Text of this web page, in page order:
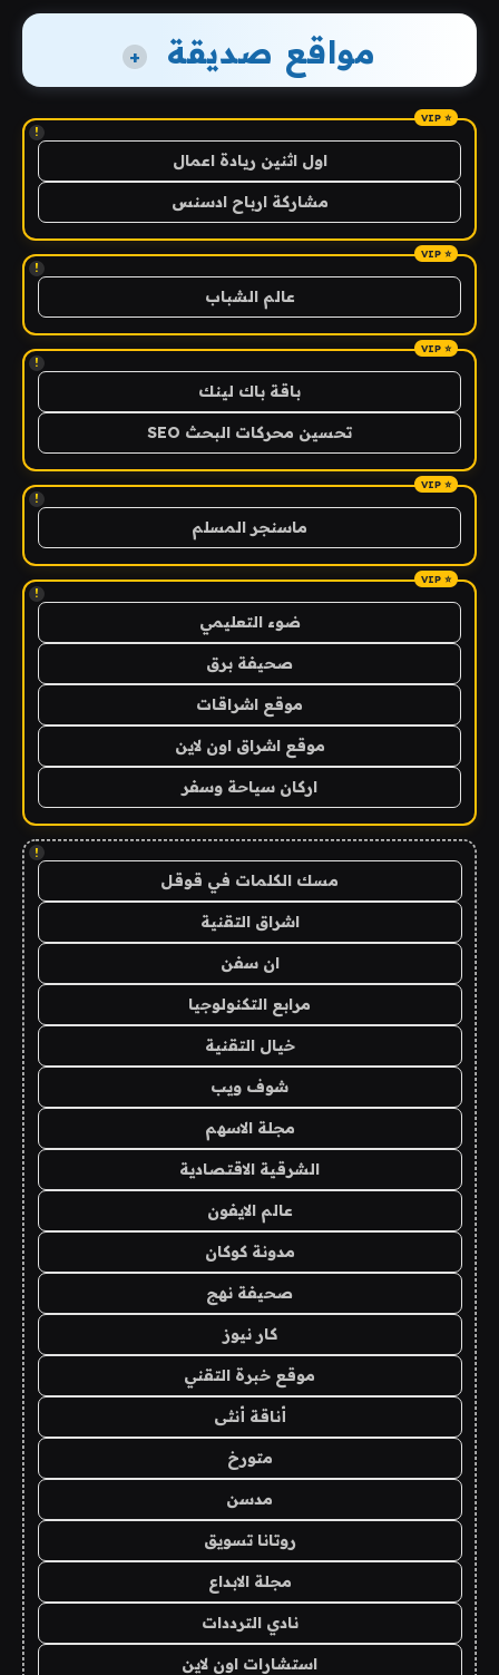
مواقع صديقة +
!
اول اثنين ريادة اعمال
مشاركة ارباح ادسنس
!
عالم الشباب
!
باقة باك لينك
تحسين محركات البحث SEO
!
ماسنجر المسلم
!
ضوء التعليمي
صحيفة برق
موقع اشراقات
موقع اشراق اون لاين
اركان سياحة وسفر
!
مسك الكلمات في قوقل
اشراق التقنية
ان سفن
مرابع التكنولوجيا
خيال التقنية
شوف ويب
مجلة الاسهم
الشرقية الاقتصادية
عالم الايفون
مدونة كوكان
صحيفة نهج
كار نيوز
موقع خبرة التقني
أناقة أنثى
متورخ
مدسن
روتانا تسويق
مجلة الابداع
نادي الترددات
استشارات اون لاين